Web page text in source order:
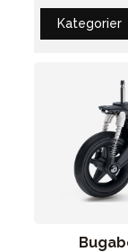
Kategorier